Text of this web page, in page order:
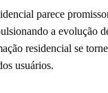
parece
a evolução
residencial se
usuários.